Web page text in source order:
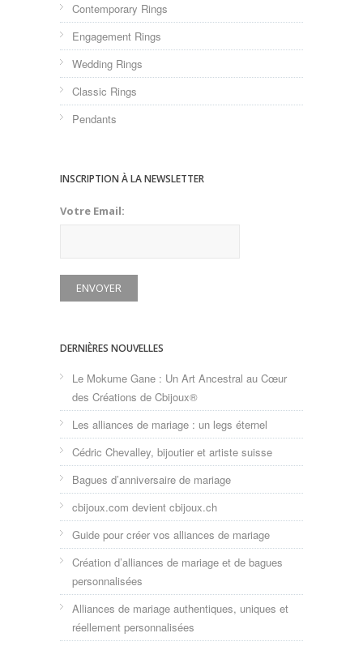
Contemporary Rings
Engagement Rings
Wedding Rings
Classic Rings
Pendants
INSCRIPTION À LA NEWSLETTER
Votre Email:
DERNIÈRES NOUVELLES
Le Mokume Gane : Un Art Ancestral au Cœur
des Créations de Cbijoux®
Les alliances de mariage : un legs éternel
Cédric Chevalley, bijoutier et artiste suisse
Bagues d’anniversaire de mariage
cbijoux.com devient cbijoux.ch
Guide pour créer vos alliances de mariage
Création d’alliances de mariage et de bagues
personnalisées
Alliances de mariage authentiques, uniques et
réellement personnalisées